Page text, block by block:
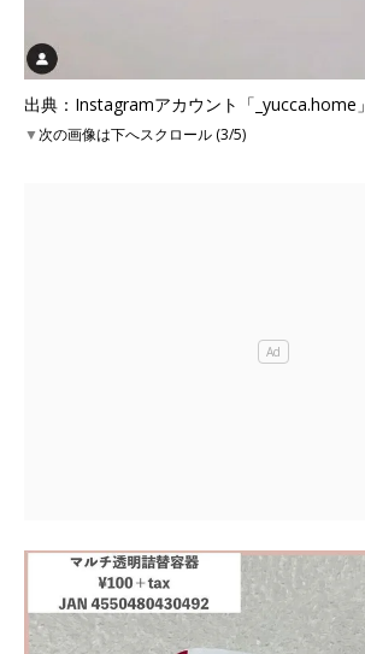
出典：Instagramアカウント「_yucca.home」
▼次の画像は下へスクロール (3/5)